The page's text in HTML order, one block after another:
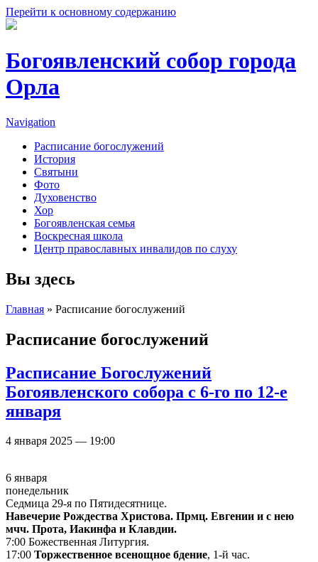
Перейти к основному содержанию
Богоявленский собор города
Орла
Navigation
Расписание богослужений
История
Святыни
Фото
Духовенство
Хор
Богоявленская семья
Воскресная школа
Центр православных инвалидов по слуху
Вы здесь
Главная » Расписание богослужений
Расписание богослужений
Расписание Богослужений
Богоявленского собора с 6-го по 12-е
января
4 января 2025 — 19:00
6 января
понедельник
Седмица 29-я по Пятидесятнице.
Навечерие Рождества Христова. Прмц. Евгении и с нею
мчч. Прота, Иакинфа и Клавдии.
7:00 Божественная Литургия.
17:00 Торжественное всенощное бдение, 1-й час.